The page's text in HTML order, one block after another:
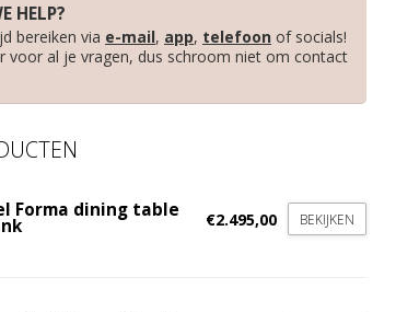
HELP?
bereiken via e-mail, app, telefoon of socials!
voor al je vragen, dus schroom niet om contact
Forma dining table €2.495,00 BEKIJKEN